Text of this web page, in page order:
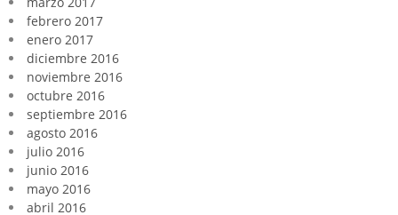
febrero 2017
enero 2017
diciembre 2016
noviembre 2016
octubre 2016
septiembre 2016
agosto 2016
julio 2016
junio 2016
mayo 2016
abril 2016